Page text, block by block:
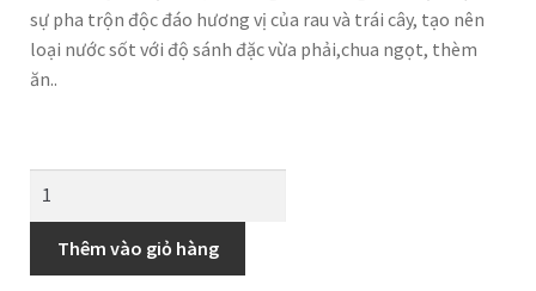
sự pha trộn độc đáo hương vị của rau và trái cây, tạo nên
loại nước sốt với độ sánh đặc vừa phải,chua ngọt, thèm
ăn..
Thêm vào giỏ hàng